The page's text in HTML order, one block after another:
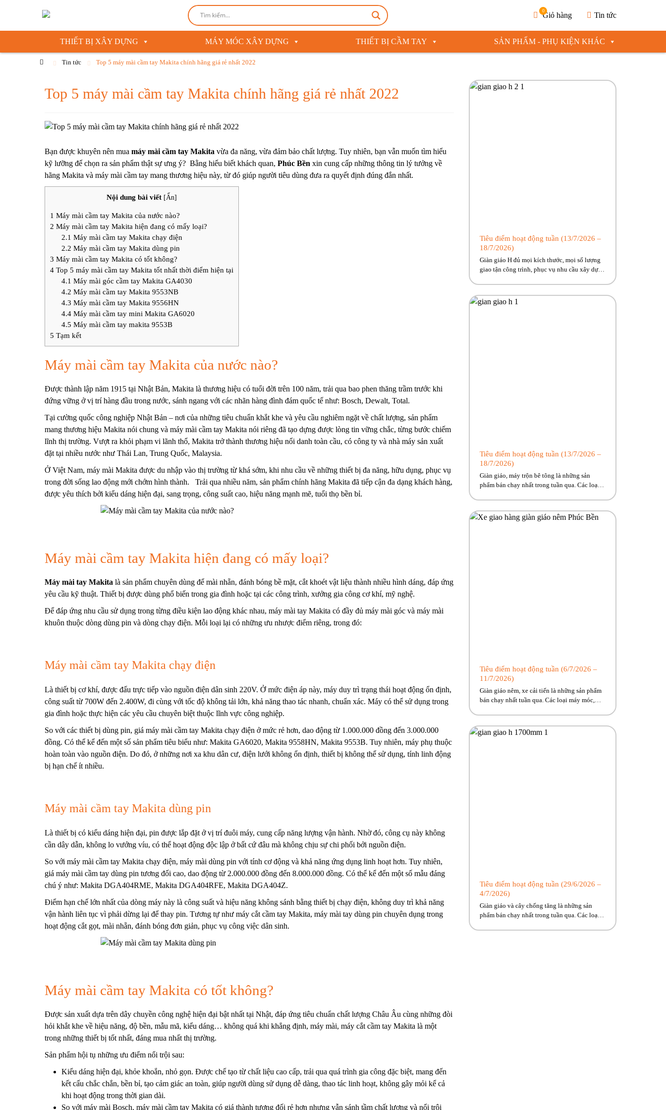
0
Giỏ hàng Tin tức
THIẾT BỊ XÂY DỰNG MÁY MÓC XÂY DỰNG THIẾT BỊ CẦM TAY SẢN PHẨM - PHỤ KIỆN KHÁC
Tin tức Top 5 máy mài cầm tay Makita chính hãng giá rẻ nhất 2022
Top 5 máy mài cầm tay Makita chính hãng giá rẻ nhất 2022
Bạn được khuyên nên mua máy mài cầm tay Makita vừa đa năng, vừa đảm bảo chất lượng. Tuy nhiên, bạn vẫn muốn tìm hiểu
kỹ lưỡng để chọn ra sản phẩm thật sự ưng ý? Bằng hiểu biết khách quan, Phúc Bền xin cung cấp những thông tin lý tưởng về
hãng Makita và máy mài cầm tay mang thương hiệu này, từ đó giúp người tiêu dùng đưa ra quyết định đúng đắn nhất.
Nội dung bài viết [Ẩn]
1 Máy mài cầm tay Makita của nước nào?
2 Máy mài cầm tay Makita hiện đang có mấy loại?
2.1 Máy mài cầm tay Makita chạy điện
2.2 Máy mài cầm tay Makita dùng pin
3 Máy mài cầm tay Makita có tốt không?
4 Top 5 máy mài cầm tay Makita tốt nhất thời điểm hiện tại
4.1 Máy mài góc cầm tay Makita GA4030
4.2 Máy mài cầm tay Makita 9553NB
4.3 Máy mài cầm tay Makita 9556HN
4.4Máy mài cầm tay mini Makita GA6020
4.5 Máy mài cầm tay makita 9553B
5 Tạm kết
Máy mài cầm tay Makita của nước nào?
Được thành lập năm 1915 tại Nhật Bản, Makita là thương hiệu có tuổi đời trên 100 năm, trải qua bao phen thăng trầm trước khi
đứng vững ở vị trí hàng đầu trong nước, sánh ngang với các nhãn hàng đình đám quốc tế như: Bosch, Dewalt, Total.
Tại cường quốc công nghiệp Nhật Bản – nơi của những tiêu chuẩn khắt khe và yêu cầu nghiêm ngặt về chất lượng, sản phẩm
mang thương hiệu Makita nói chung và máy mài cầm tay Makita nói riêng đã tạo dựng được lòng tin vững chắc, từng bước chiếm
lĩnh thị trường. Vượt ra khỏi phạm vi lãnh thổ, Makita trở thành thương hiệu nổi danh toàn cầu, có công ty và nhà máy sản xuất
đặt tại nhiều nước như Thái Lan, Trung Quốc, Malaysia.
Ở Việt Nam, máy mài Makita được du nhập vào thị trường từ khá sớm, khi nhu cầu về những thiết bị đa năng, hữu dụng, phục vụ
trong đời sống lao động mới chớm hình thành. Trải qua nhiều năm, sản phẩm chính hãng Makita đã tiếp cận đa dạng khách hàng,
được yêu thích bởi kiểu dáng hiện đại, sang trọng, công suất cao, hiệu năng mạnh mẽ, tuổi thọ bền bỉ.
Máy mài cầm tay Makita hiện đang có mấy loại?
Máy mài tay Makita là sản phẩm chuyên dùng để mài nhẵn, đánh bóng bề mặt, cắt khoét vật liệu thành nhiều hình dáng, đáp ứng
yêu cầu kỹ thuật. Thiết bị được dùng phổ biến trong gia đình hoặc tại các công trình, xưởng gia công cơ khí, mỹ nghệ.
Để đáp ứng nhu cầu sử dụng trong từng điều kiện lao động khác nhau, máy mài tay Makita có đầy đủ máy mài góc và máy mài
khuôn thuộc dòng dùng pin và dòng chạy điện. Mỗi loại lại có những ưu nhược điểm riêng, trong đó:
Máy mài cầm tay Makita chạy điện
Là thiết bị cơ khí, được đấu trực tiếp vào nguồn điện dân sinh 220V. Ở mức điện áp này, máy duy trì trạng thái hoạt động ổn định,
công suất từ 700W đến 2.400W, đi cùng với tốc độ không tải lớn, khả năng thao tác nhanh, chuẩn xác. Máy có thể sử dụng trong
gia đình hoặc thực hiện các yêu cầu chuyên biệt thuộc lĩnh vực công nghiệp.
So với các thiết bị dùng pin, giá máy mài cầm tay Makita chạy điện ở mức rẻ hơn, dao động từ 1.000.000 đồng đến 3.000.000
đồng. Có thể kể đến một số sản phẩm tiêu biểu như: Makita GA6020, Makita 9558HN, Makita 9553B. Tuy nhiên, máy phụ thuộc
hoàn toàn vào nguồn điện. Do đó, ở những nơi xa khu dân cư, điện lưới không ổn định, thiết bị không thể sử dụng, tính linh động
bị hạn chế ít nhiều.
Máy mài cầm tay Makita dùng pin
Là thiết bị có kiểu dáng hiện đại, pin được lắp đặt ở vị trí đuôi máy, cung cấp năng lượng vận hành. Nhờ đó, công cụ này không
cần dây dẫn, không lo vướng víu, có thể hoạt động độc lập ở bất cứ đâu mà không chịu sự chi phối bởi nguồn điện.
So với máy mài cầm tay Makita chạy điện, máy mài dùng pin với tính cơ động và khả năng ứng dụng linh hoạt hơn. Tuy nhiên,
giá máy mài cầm tay dùng pin tương đối cao, dao động từ 2.000.000 đồng đến 8.000.000 đồng. Có thể kể đến một số mẫu đáng
chú ý như: Makita DGA404RME, Makita DGA404RFE, Makita DGA404Z.
Điểm hạn chế lớn nhất của dòng máy này là công suất và hiệu năng không sánh bằng thiết bị chạy điện, không duy trì khả năng
vận hành liên tục vì phải dừng lại để thay pin. Tương tự như máy cắt cầm tay Makita, máy mài tay dùng pin chuyên dụng trong
hoạt động cắt gọt, mài nhẵn, đánh bóng đơn giản, phục vụ công việc dân sinh.
Máy mài cầm tay Makita có tốt không?
Được sản xuất dựa trên dây chuyền công nghệ hiện đại bật nhất tại Nhật, đáp ứng tiêu chuẩn chất lượng Châu Âu cùng những đòi
hỏi khắt khe về hiệu năng, độ bền, mẫu mã, kiểu dáng… không quá khi khẳng định, máy mài, máy cắt cầm tay Makita là một
trong những thiết bị tốt nhất, đáng mua nhất thị trường.
Sản phẩm hội tụ những ưu điểm nổi trội sau:
Kiểu dáng hiện đại, khỏe khoắn, nhỏ gọn. Được chế tạo từ chất liệu cao cấp, trải qua quá trình gia công đặc biệt, mang đến
kết cấu chắc chắn, bền bỉ, tạo cảm giác an toàn, giúp người dùng sử dụng dễ dàng, thao tác linh hoạt, không gây mỏi kể cả
khi hoạt động trong thời gian dài.
So với máy mài Bosch, máy mài cầm tay Makita có giá thành tương đối rẻ hơn nhưng vẫn sánh tầm chất lượng và nổi trội
Tiêu điểm hoạt động tuần (13/7/2026 –
18/7/2026)
Giàn giáo H đủ mọi kích thước, mọi số lượng
giao tận công trình, phục vụ nhu cầu xây dựng
dành riêng cho anh em công trình! Hãy cùng
Phúc Bền điểm qua những hoạt […]
Tiêu điểm hoạt động tuần (13/7/2026 –
18/7/2026)
Giàn giáo, máy trộn bê tông là những sản
phẩm bán chạy nhất trong tuần qua. Các loại
đón. Nhanh tay kẻo lỡ nào anh em ơi!! Hãy
cùng Phúc Bền điểm qua những hoạt động
Tiêu điểm hoạt động tuần (6/7/2026 –
11/7/2026)
Giàn giáo nêm, xe cải tiến là những sản phẩm
bán chạy nhất tuần qua. Các loại máy móc,
đang chờ về với công trình của anh em! Hãy
cùng Phúc Bền điểm qua những […]
Tiêu điểm hoạt động tuần (29/6/2026 –
4/7/2026)
Giàn giáo và cây chống tăng là những sản
phẩm bán chạy nhất trong tuần qua. Các loại